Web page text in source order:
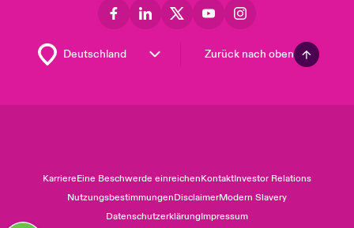
Zurück nach oben
KarriereEine Beschwerde einreichenKontaktInvestor Relations
NutzungsbestimmungenDisclaimerModern Slavery
DatenschutzerklärungImpressum